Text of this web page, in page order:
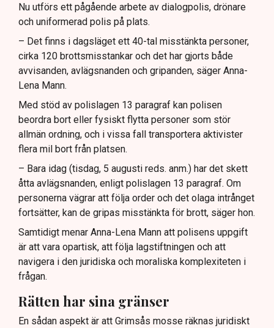
Nu utförs ett pågående arbete av dialogpolis, drönare
och uniformerad polis på plats.
– Det finns i dagsläget ett 40-tal misstänkta personer,
cirka 120 brottsmisstankar och det har gjorts både
avvisanden, avlägsnanden och gripanden, säger Anna-
Lena Mann.
Med stöd av polislagen 13 paragraf kan polisen
beordra bort eller fysiskt flytta personer som stör
allmän ordning, och i vissa fall transportera aktivister
flera mil bort från platsen.
– Bara idag (tisdag, 5 augusti reds. anm.) har det skett
åtta avlägsnanden, enligt polislagen 13 paragraf. Om
personerna vägrar att följa order och det olaga intrånget
fortsätter, kan de gripas misstänkta för brott, säger hon.
Samtidigt menar Anna-Lena Mann att polisens uppgift
är att vara opartisk, att följa lagstiftningen och att
navigera i den juridiska och moraliska komplexiteten i
frågan.
Rätten har sina gränser
En sådan aspekt är att Grimsås mosse räknas juridiskt